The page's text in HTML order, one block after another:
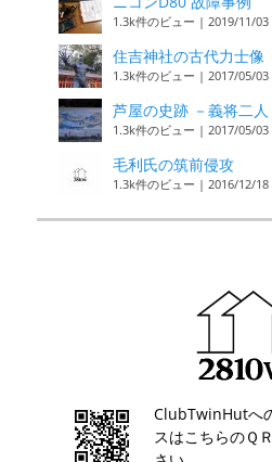
1.3k件のビュー | 2019/11/03
住吉神社の古代力士像
1.3k件のビュー | 2017/05/03
芦屋の史跡 －義将二人
1.3k件のビュー | 2017/05/03
毛利氏の筑前侵攻
1.3k件のビュー | 2016/12/18
ClubTwinHutへ
スはこちらのＱ